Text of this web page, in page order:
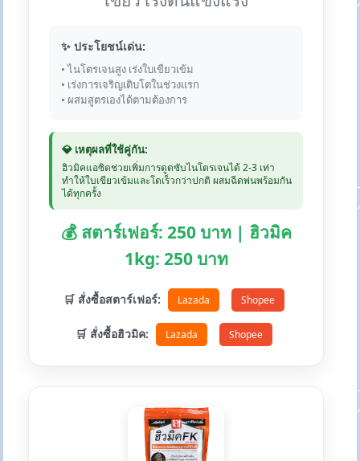
✨ ประโยชน์เด่น:
• ไนโตรเจนสูง เร่งใบเขียวเข้ม
• เร่งการเจริญเติบโตในช่วงแรก
• ผสมสูตรเองได้ตามต้องการ
💎 เหตุผลที่ใช้คู่กัน:
ฮิวมิคแอซิดช่วยเพิ่มการดูดซับไนโตรเจนได้ 2-3 เท่า
ทำให้ใบเขียวเข้มและโตเร็วกว่าปกติ ผสมฉีดพ่นพร้อมกัน
ได้ทุกครั้ง
💰 สตาร์เฟอร์: 250 บาท | ฮิวมิค
1kg: 250 บาท
🛒 สั่งซื้อสตาร์เฟอร์: Lazada Shopee
🛒 สั่งซื้อฮิวมิค: Lazada Shopee